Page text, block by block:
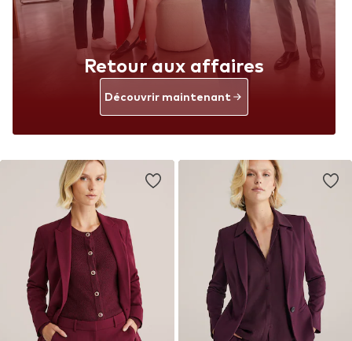
Retour aux affaires
Découvrir maintenant